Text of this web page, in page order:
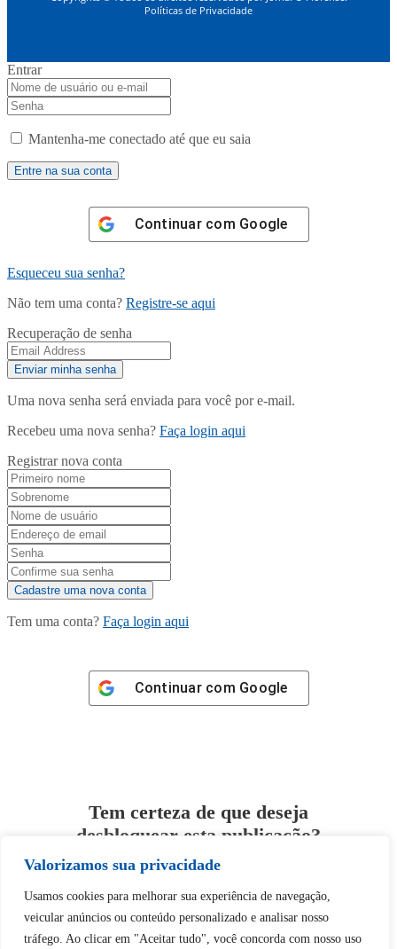
Valorizamos sua privacidade
Usamos cookies para melhorar sua experiência de navegação,
veicular anúncios ou conteúdo personalizado e analisar nosso
tráfego. Ao clicar em "Aceitar tudo", você concorda com nosso uso
Políticas de Privacidade
Entrar
Mantenha-me conectado até que eu saia
Continuar com Google
Esqueceu sua senha?
Não tem uma conta? Registre-se aqui
Recuperação de senha
Uma nova senha será enviada para você por e-mail.
Recebeu uma nova senha? Faça login aqui
Registrar nova conta
Tem uma conta? Faça login aqui
Continuar com Google
Tem certeza de que deseja
desbloquear esta publicação?
Sim Não